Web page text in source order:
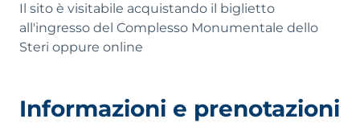
conservativo, che prevedeva solo materiali
compatibili con l’epoca storica e soluzioni geniali
per sanare danni da interventi precedenti. È lo
Il sito è visitabile acquistando il biglietto
all'ingresso del Complesso Monumentale dello
Steri oppure online
Informazioni e prenotazioni